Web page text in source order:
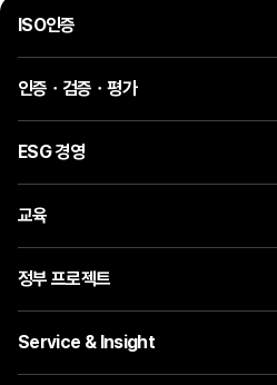
ISO인증
인증ㆍ검증ㆍ평가
ESG 경영
교육
정부 프로젝트
Service & Insight